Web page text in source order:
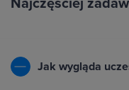
Najczęściej
Jak wygląda